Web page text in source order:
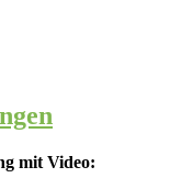
mit Video: